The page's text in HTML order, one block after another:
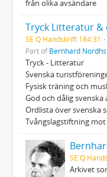
från olika avsändare
Tryck Litteratur &
SE Q Handskrift 184:31
Part ofBernhard
Tryck - Litteratur
Svenska
Fysisk träning och
God och dålig svenska
Ordlista över svenska
Tvångslagstiftning mot
SE Q
Arkivet